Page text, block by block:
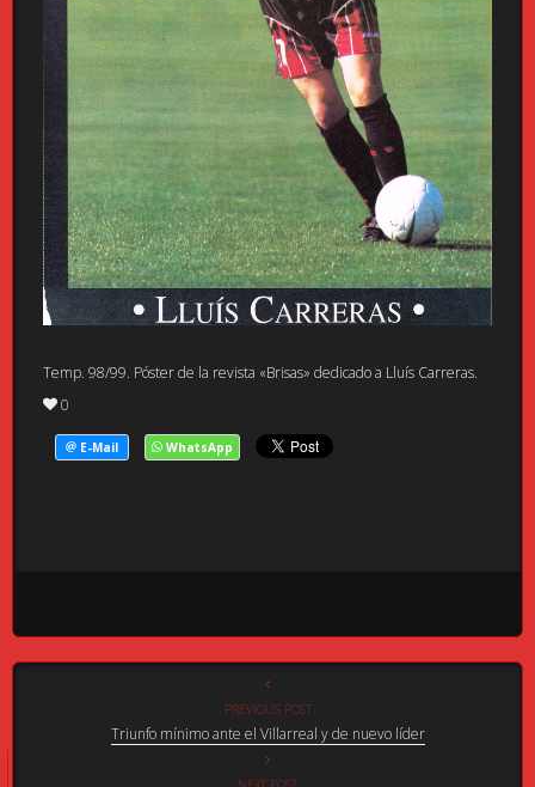
Temp. 98/99. Póster de la revista «Brisas» dedicado a Lluís Carreras.
0
PREVIOUS POST
Triunfo mínimo ante el Villarreal y de nuevo líder